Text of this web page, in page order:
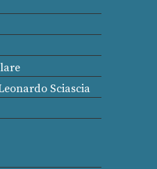
Sciascia